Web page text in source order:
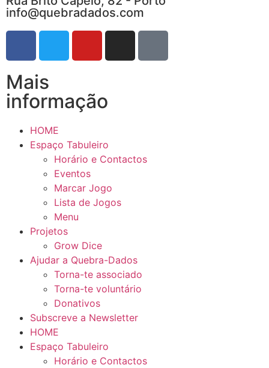
info@quebradados.com
Mais
informação
HOME
Espaço Tabuleiro
Horário e Contactos
Eventos
Marcar Jogo
Lista de Jogos
Menu
Projetos
Grow Dice
Ajudar a Quebra-Dados
Torna-te associado
Torna-te voluntário
Donativos
Subscreve a Newsletter
HOME
Espaço Tabuleiro
Horário e Contactos